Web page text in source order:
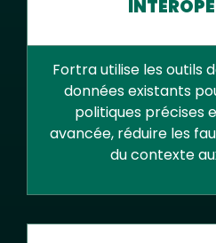
Fortra utilise les outils
données existants
politiques précises
avancée, réduire les
du contexte